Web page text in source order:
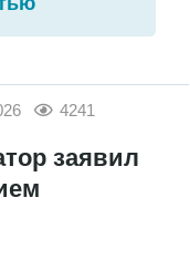
4241
заявил